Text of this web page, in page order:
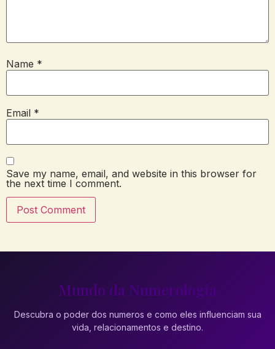
Name *
Email *
Save my name, email, and website in this browser for
the next time I comment.
Mundo da Numerologia
Descubra o poder dos numeros e como eles influenciam sua
vida, relacionamentos e destino.